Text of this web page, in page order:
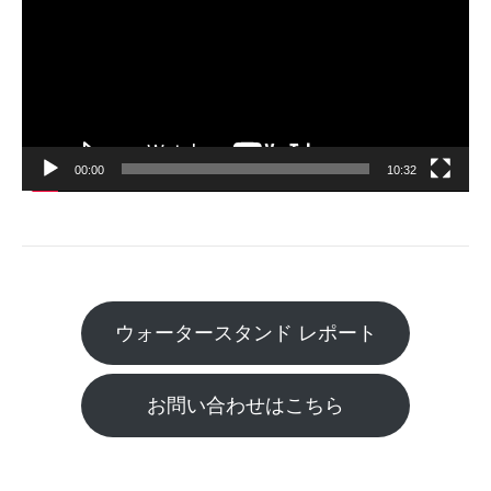
00:00 10:32
ウォータースタンド レポート
お問い合わせはこちら